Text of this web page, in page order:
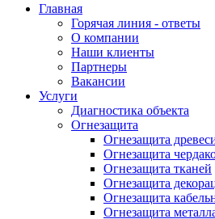
Главная
Горячая линия - ответы
О компании
Наши клиенты
Партнеры
Вакансии
Услуги
Диагностика объекта
Огнезащита
Огнезащита
Огнезащита
Огнезащита тканей
Огнезащита
Огнезащита
Огнезащита